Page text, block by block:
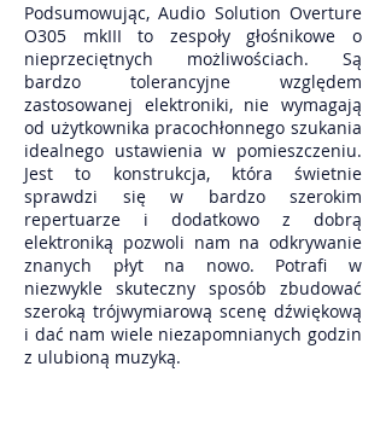
Podsumowując, Audio Solution Overture
O305 mkIII to zespoły głośnikowe o
nieprzeciętnych możliwościach. Są
bardzo tolerancyjne względem
zastosowanej elektroniki, nie wymagają
od użytkownika pracochłonnego szukania
idealnego ustawienia w pomieszczeniu.
Jest to konstrukcja, która świetnie
sprawdzi się w bardzo szerokim
repertuarze i dodatkowo z dobrą
elektroniką pozwoli nam na odkrywanie
znanych płyt na nowo. Potrafi w
niezwykle skuteczny sposób zbudować
szeroką trójwymiarową scenę dźwiękową
i dać nam wiele niezapomnianych godzin
z ulubioną muzyką.